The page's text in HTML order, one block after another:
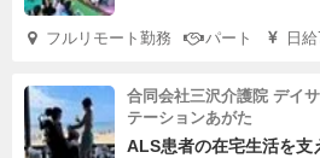
フルリモート勤務 パート 日
合同会社三沢介護院 デイ
テーションあがた
ALS患者の在宅生活を支